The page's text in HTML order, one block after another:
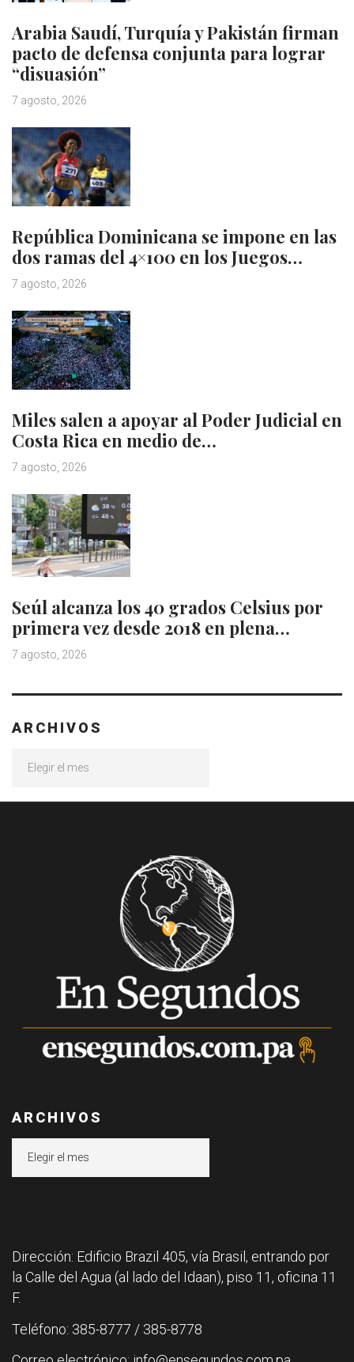
Arabia Saudí, Turquía y Pakistán firman
pacto de defensa conjunta para lograr
“disuasión”
7 agosto, 2026
República Dominicana se impone en las
dos ramas del 4×100 en los Juegos…
7 agosto, 2026
Miles salen a apoyar al Poder Judicial en
Costa Rica en medio de…
7 agosto, 2026
Seúl alcanza los 40 grados Celsius por
primera vez desde 2018 en plena…
7 agosto, 2026
ARCHIVOS
ARCHIVOS
Dirección: Edificio Brazil 405, vía Brasil, entrando por
la Calle del Agua (al lado del Idaan), piso 11, oficina 11
F.
Teléfono: 385-8777 / 385-8778